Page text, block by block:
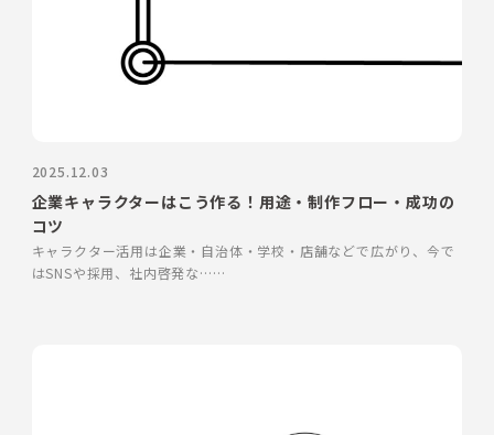
2025.12.03
企業キャラクターはこう作る！用途・制作フロー・成功の
コツ
キャラクター活用は企業・自治体・学校・店舗などで広がり、今で
はSNSや採用、社内啓発な……